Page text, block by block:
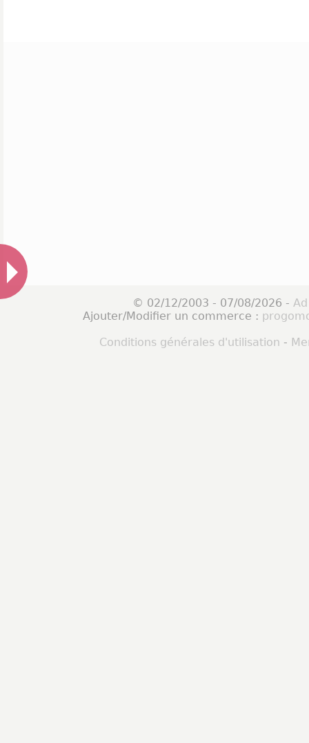
© 02/12/2003 - 07/08/2026 -
Ajouter/Modifier un commerce :
Conditions générales d'utilisation -